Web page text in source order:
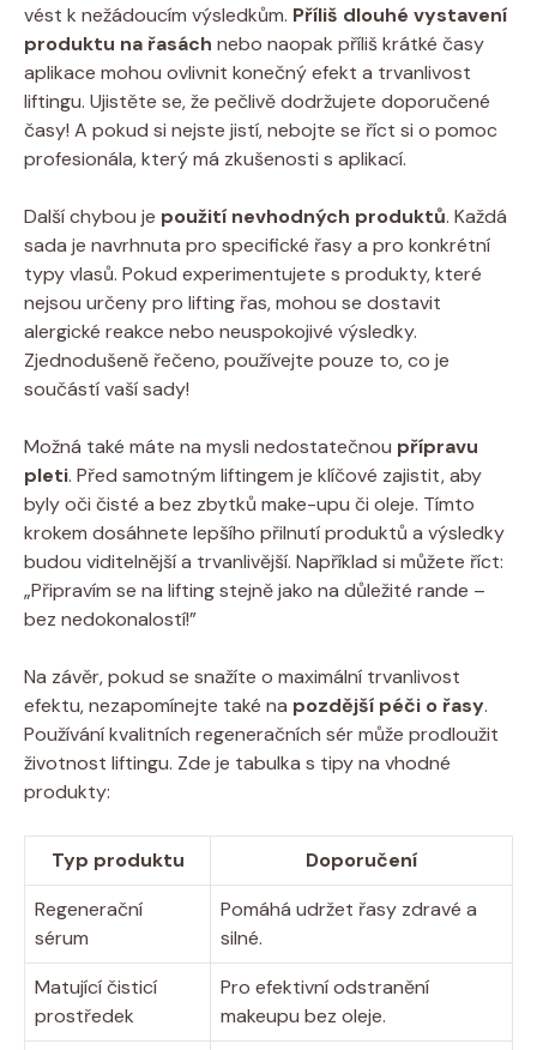
vést k nežádoucím výsledkům. Příliš dlouhé vystavení
produktu na řasách nebo naopak příliš krátké časy
aplikace mohou ovlivnit konečný efekt a trvanlivost
liftingu. Ujistěte se, že pečlivě dodržujete doporučené
časy! A pokud si nejste jistí, nebojte se říct si o pomoc
profesionála, který má zkušenosti s aplikací.
Další chybou je použití nevhodných produktů. Každá
sada je navrhnuta pro specifické řasy a pro konkrétní
typy vlasů. Pokud experimentujete s produkty, které
nejsou určeny pro lifting řas, mohou se dostavit
alergické reakce nebo neuspokojivé výsledky.
Zjednodušeně řečeno, používejte pouze to, co je
součástí vaší sady!
Možná také máte na mysli nedostatečnou přípravu
pleti. Před samotným liftingem je klíčové zajistit, aby
byly oči čisté a bez zbytků make-upu či oleje. Tímto
krokem dosáhnete lepšího přilnutí produktů a výsledky
budou viditelnější a trvanlivější. Například si můžete říct:
„Připravím se na lifting stejně jako na důležité rande –
bez nedokonalostí!”
Na závěr, pokud se snažíte o maximální trvanlivost
efektu, nezapomínejte také na pozdější péči o řasy.
Používání kvalitních regeneračních sér může prodloužit
životnost liftingu. Zde je tabulka s tipy na vhodné
produkty:
Typ produktu
Doporučení
Regenerační
sérum
Pomáhá udržet řasy zdravé a
silné.
Matující čisticí
prostředek
Pro efektivní odstranění
makeupu bez oleje.